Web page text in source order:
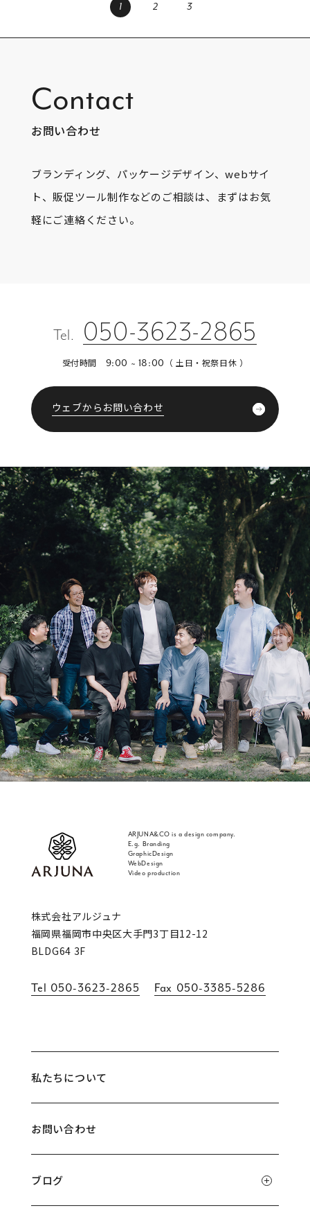
1 2 3
Contact
お問い合わせ
ブランディング、パッケージデザイン、webサイ
ト、販促ツール制作などのご相談は、まずはお気
軽にご連絡ください。
Tel. 050-3623-2865
受付時間 9:00 ~ 18:00 （ 土日・祝祭日休 ）
ウェブからお問い合わせ
福岡 ブランディング・ブランディングデザイ
ARJUNA&CO is a design company.
E.g. Branding
GraphicDesign
WebDesign
Video production
株式会社アルジュナ
福岡県福岡市中央区大手門3丁目12-12
BLDG64 3F
Tel 050-3623-2865 Fax 050-3385-5286
私たちについて
お問い合わせ
ブログ